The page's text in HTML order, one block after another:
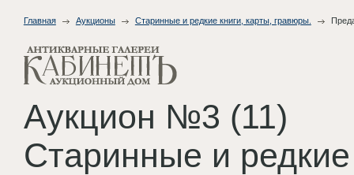
Главная Аукционы Старинные и редкие книги, карты, гравюры.
Аукцион №3 (11)
Старинные и